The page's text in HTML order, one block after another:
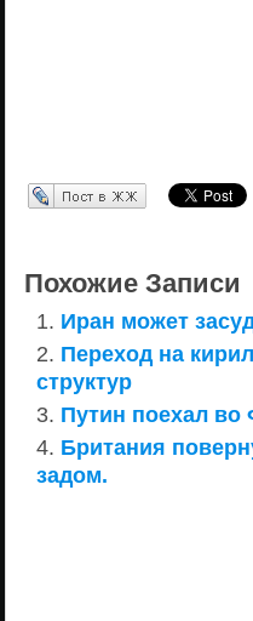
Перепост в ЖЖ
Похожие Записи
Иран может
Переход на
структур
Путин поехал
Британия
задом.